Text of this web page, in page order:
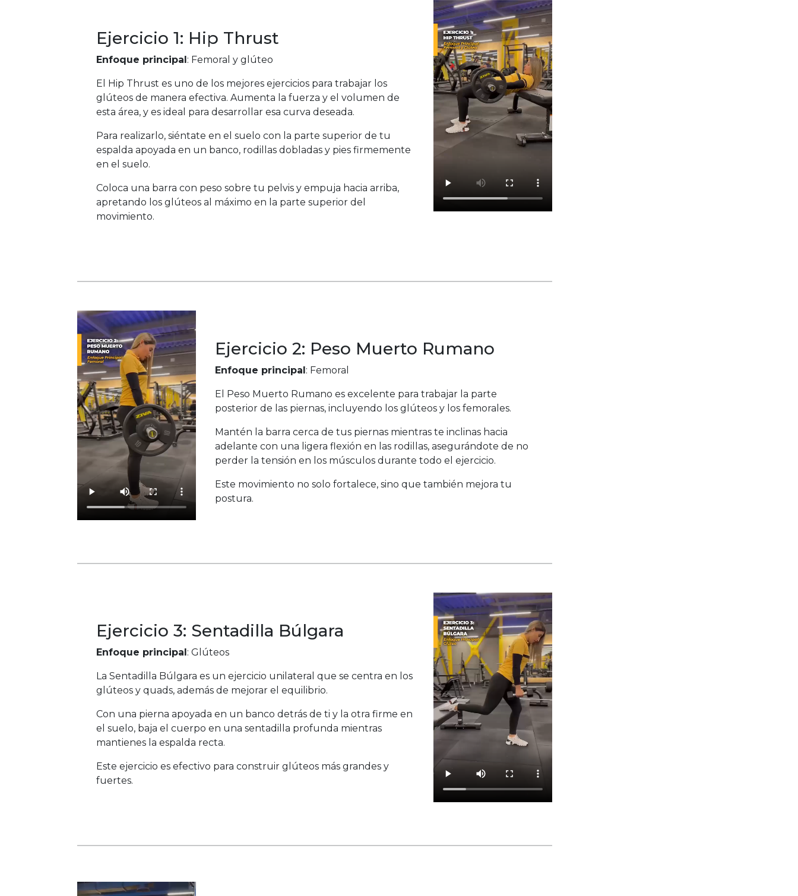
Ejercicio 1: Hip Thrust
Enfoque principal: Femoral y glúteo
El Hip Thrust es uno de los mejores ejercicios para trabajar los
glúteos de manera efectiva. Aumenta la fuerza y el volumen de
esta área, y es ideal para desarrollar esa curva deseada.
Para realizarlo, siéntate en el suelo con la parte superior de tu
espalda apoyada en un banco, rodillas dobladas y pies firmemente
en el suelo.
Coloca una barra con peso sobre tu pelvis y empuja hacia arriba,
apretando los glúteos al máximo en la parte superior del
movimiento.
Ejercicio 2: Peso Muerto Rumano
Enfoque principal: Femoral
El Peso Muerto Rumano es excelente para trabajar la parte
posterior de las piernas, incluyendo los glúteos y los femorales.
Mantén la barra cerca de tus piernas mientras te inclinas hacia
adelante con una ligera flexión en las rodillas, asegurándote de no
perder la tensión en los músculos durante todo el ejercicio.
Este movimiento no solo fortalece, sino que también mejora tu
postura.
Ejercicio 3: Sentadilla Búlgara
Enfoque principal: Glúteos
La Sentadilla Búlgara es un ejercicio unilateral que se centra en los
glúteos y quads, además de mejorar el equilibrio.
Con una pierna apoyada en un banco detrás de ti y la otra firme en
el suelo, baja el cuerpo en una sentadilla profunda mientras
mantienes la espalda recta.
Este ejercicio es efectivo para construir glúteos más grandes y
fuertes.